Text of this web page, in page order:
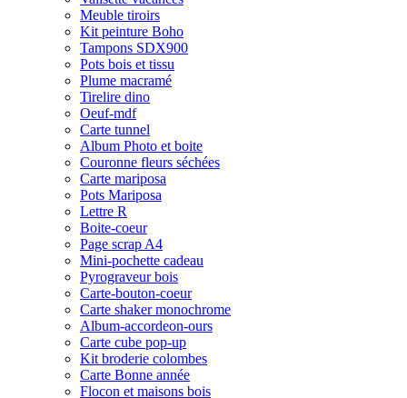
Meuble tiroirs
Kit peinture Boho
Tampons SDX900
Pots bois et tissu
Plume macramé
Tirelire dino
Oeuf-mdf
Carte tunnel
Album Photo et boite
Couronne fleurs séchées
Carte mariposa
Pots Mariposa
Lettre R
Boite-coeur
Page scrap A4
Mini-pochette cadeau
Pyrograveur bois
Carte-bouton-coeur
Carte shaker monochrome
Album-accordeon-ours
Carte cube pop-up
Kit broderie colombes
Carte Bonne année
Flocon et maisons bois